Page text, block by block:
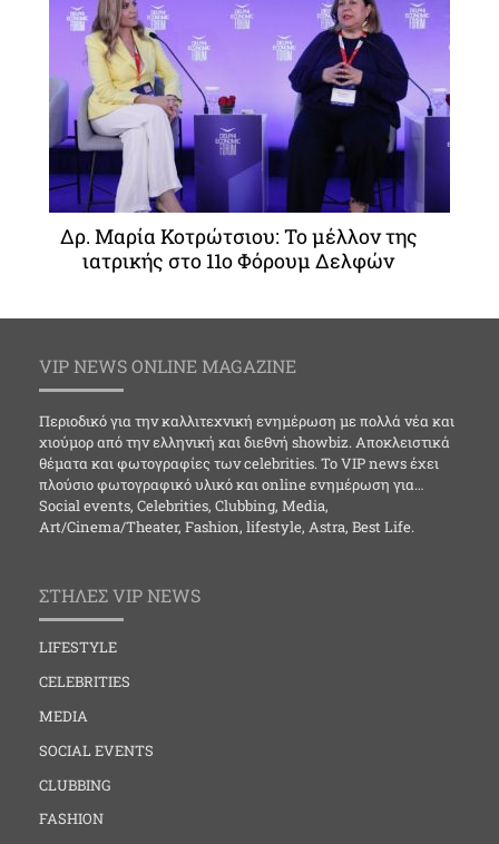
Δρ. Μαρία Κοτρώτσιου: Το μέλλον της
ιατρικής στο 11ο Φόρουμ Δελφών
VIP NEWS ONLINE MAGAZINE
Περιοδικό για την καλλιτεχνική ενημέρωση με πολλά νέα και
χιούμορ από την ελληνική και διεθνή showbiz. Αποκλειστικά
θέματα και φωτογραφίες των celebrities. Το VIP news έχει
πλούσιο φωτογραφικό υλικό και online ενημέρωση για…
Social events, Celebrities, Clubbing, Media,
Art/Cinema/Theater, Fashion, lifestyle, Astra, Best Life.
ΣΤΗΛΕΣ VIP NEWS
LIFESTYLE
CELEBRITIES
MEDIA
SOCIAL EVENTS
CLUBBING
FASHION